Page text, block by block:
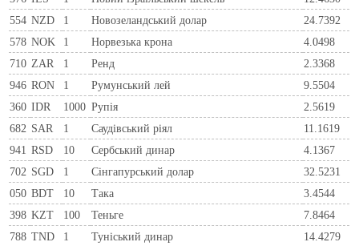
554 NZD 1 Новозеландський долар
24.7392
578 NOK 1 Норвезька крона
4.0498
710 ZAR 1 Ренд
2.3368
946 RON 1 Румунський лей
9.5504
360 IDR 1000 Рупія
2.5619
682 SAR 1 Саудівський ріял
11.1619
941 RSD 10 Сербський динар
4.1367
702 SGD 1 Сінгапурський долар
32.5231
050 BDT 10 Така
3.4544
398 KZT 100 Теньге
7.8464
788 TND 1 Туніський динар 14.4279